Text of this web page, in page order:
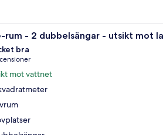
med lampor, en väggmonterad TV och ett
Ett hotellrum med
rum - 2 dubbelsängar - utsikt mot
bra
mot vattnet